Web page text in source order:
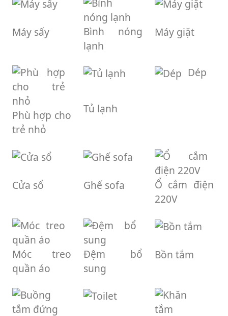
Máy sấy
Bình nóng
lạnh
Máy giặt
Phù hợp cho
trẻ nhỏ
Tủ lạnh
Dép
Cửa sổ Ghế sofa
Ổ cắm điện
220V
Móc treo
quần áo
Đệm bổ
sung
Bồn tắm